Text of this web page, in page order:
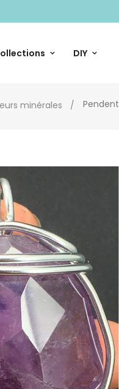
DIY
minérales